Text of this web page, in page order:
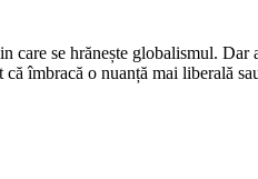
se hrănește globalismul.
îmbracă o nuanță mai liberală